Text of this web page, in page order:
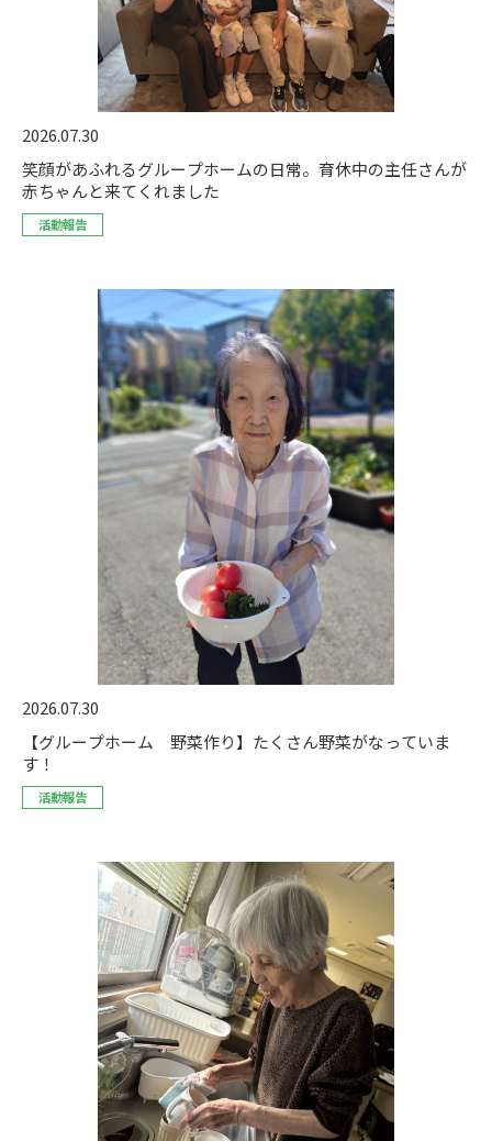
2026.07.30
笑顔があふれるグループホームの日常。育休中の主任さんが
赤ちゃんと来てくれました
活動報告
2026.07.30
【グループホーム 野菜作り】たくさん野菜がなっていま
す！
活動報告